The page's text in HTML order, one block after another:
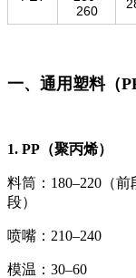
260
一、通用塑料（
1. PP（聚丙烯）
料筒：180–220（前
段）
喷嘴：210–240
模温：30–60